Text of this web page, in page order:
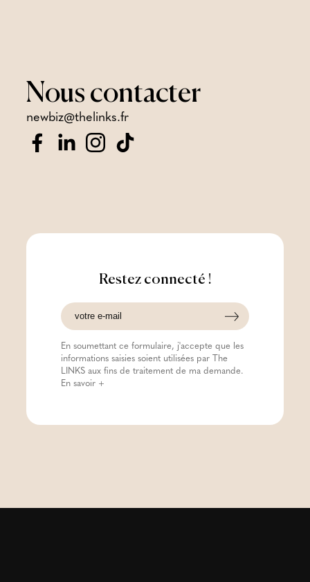
Nous contacter
newbiz@thelinks.fr
Restez connecté !
En soumettant ce formulaire, j'accepte que les
informations saisies soient utilisées par The
LINKS aux fins de traitement de ma demande.
En savoir +